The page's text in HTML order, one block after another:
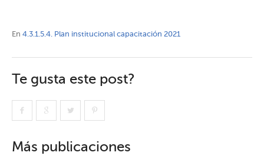
En 4.3.1.5.4. Plan institucional capacitación 2021
Te gusta este post?
Más publicaciones